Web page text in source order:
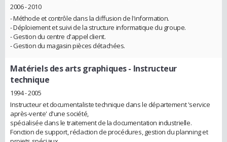
2006 - 2010
- Méthode et contrôle dans la diffusion de l'information.
- Déploiement et suivi de la structure informatique du groupe.
- Gestion du centre d'appel client.
- Gestion du magasin pièces détachées.
Matériels des arts graphiques- Instructeur
technique
1994 - 2005
Instructeur et documentaliste technique dans le département 'service
après-vente' d'une société,
spécialisée dans le traitement de la documentation industrielle.
Fonction de support, rédaction de procédures, gestion du planning et